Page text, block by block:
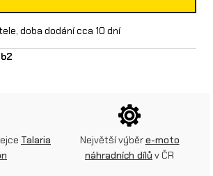
doba dodání cca 10 dní
Talaria
Největší výběre-moto
náhradních dílů v ČR